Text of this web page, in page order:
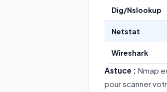
Dig/Nslookup
Netstat
Wireshark
Astuce : Nmap
pour scanner